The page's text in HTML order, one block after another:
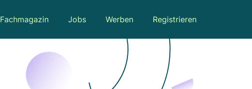
Fachmagazin Jobs Werben Registrieren